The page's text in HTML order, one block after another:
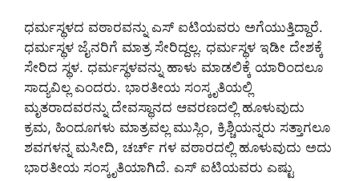
ಧರ್ಮಸ್ಥಳದ ವಠಾರವನ್ನು ಎಸ್ ಐಟಿಯವರು ಅಗೆಯುತ್ತಿದ್ದಾರೆ.
ಧರ್ಮಸ್ಥಳ ಜೈನರಿಗೆ ಮಾತ್ರ ಸೇರಿದ್ದಲ್ಲ. ಧರ್ಮಸ್ಥಳ ಇಡೀ ದೇಶಕ್ಕೆ
ಸೇರಿದ ಸ್ಥಳ. ಧರ್ಮಸ್ಥಳವನ್ನು ಹಾಳು ಮಾಡಲಿಕ್ಕೆ ಯಾರಿಂದಲೂ
ಸಾದ್ಯವಿಲ್ಲ ಎಂದರು. ಭಾರತೀಯ ಸಂಸ್ಕೃತಿಯಲ್ಲಿ
ಮೃತರಾದವರನ್ನು ದೇವಸ್ಥಾನದ ಆವರಣದಲ್ಲಿ ಹೂಳುವುದು
ಕ್ರಮ, ಹಿಂದೂಗಳು ಮಾತ್ರವಲ್ಲ ಮುಸ್ಲಿಂ, ಕ್ರಿಶ್ಚಿಯನ್ನರು ಸತ್ತಾಗಲೂ
ಶವಗಳನ್ನ ಮಸೀದಿ, ಚರ್ಚ್ ಗಳ ವಠಾರದಲ್ಲಿ ಹೂಳುವುದು ಅದು
ಭಾರತೀಯ ಸಂಸ್ಕೃತಿಯಾಗಿದೆ. ಎಸ್ ಐಟಿಯವರು ಎಷ್ಟು